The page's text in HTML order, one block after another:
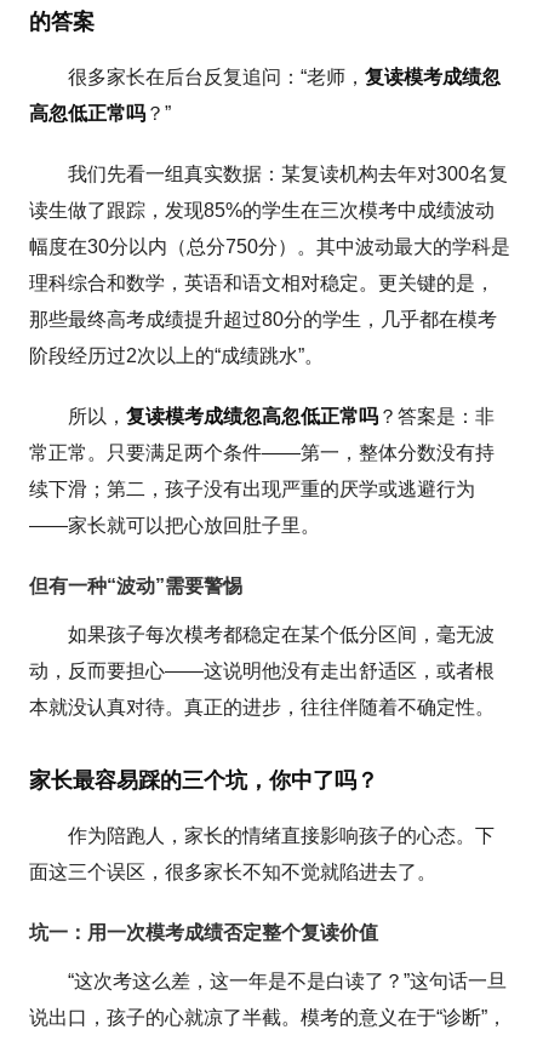
的答案
很多家长在后台反复追问：“老师，复读模考成绩忽
高忽低正常吗 ？”
我们先看一组真实数据：某复读机构去年对300名复
读生做了跟踪，发现85%的学生在三次模考中成绩波动
幅度在30分以内（总分750分）。其中波动最大的学科是
理科综合和数学，英语和语文相对稳定。更关键的是，
那些最终高考成绩提升超过80分的学生，几乎都在模考
阶段经历过2次以上的“成绩跳水”。
所以，复读模考成绩忽高忽低正常吗 ？答案是：非
常正常。只要满足两个条件——第一，整体分数没有持
续下滑；第二，孩子没有出现严重的厌学或逃避行为
——家长就可以把心放回肚子里。
但有一种“波动”需要警惕
如果孩子每次模考都稳定在某个低分区间，毫无波
动，反而要担心——这说明他没有走出舒适区，或者根
本就没认真对待。真正的进步，往往伴随着不确定性。
家长最容易踩的三个坑，你中了吗？
作为陪跑人，家长的情绪直接影响孩子的心态。下
面这三个误区，很多家长不知不觉就陷进去了。
坑一：用一次模考成绩否定整个复读价值
“这次考这么差，这一年是不是白读了？”这句话一旦
说出口，孩子的心就凉了半截。模考的意义在于“诊断”，